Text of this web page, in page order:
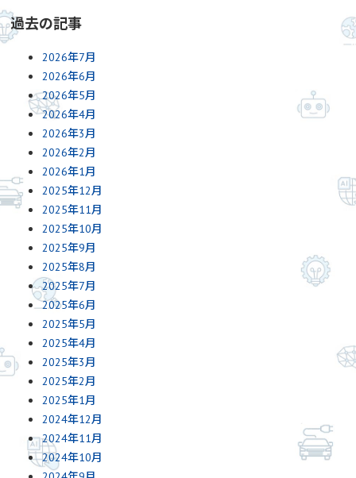
過去の記事
2026年7月
2026年6月
2026年5月
2026年4月
2026年3月
2026年2月
2026年1月
2025年12月
2025年11月
2025年10月
2025年9月
2025年8月
2025年7月
2025年6月
2025年5月
2025年4月
2025年3月
2025年2月
2025年1月
2024年12月
2024年11月
2024年10月